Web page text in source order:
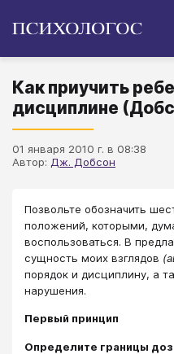
Как приучить
дисциплине
01 января 2010 г. в 08:38
Автор: Дж. Добсон
Позвольте обозначить
положений, которыми,
воспользоваться. В
сущность моих взглядов
порядок и дисциплину, а
нарушения.
Первый принцип
Определите границы